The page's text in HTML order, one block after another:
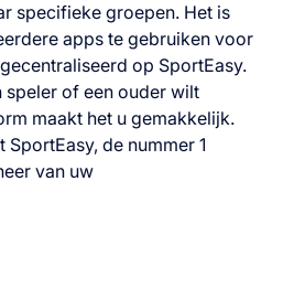
specifieke groepen. Het is
apps te gebruiken voor
op SportEasy.
speler of een ouder wilt
maakt het u gemakkelijk.
de nummer 1
van uw